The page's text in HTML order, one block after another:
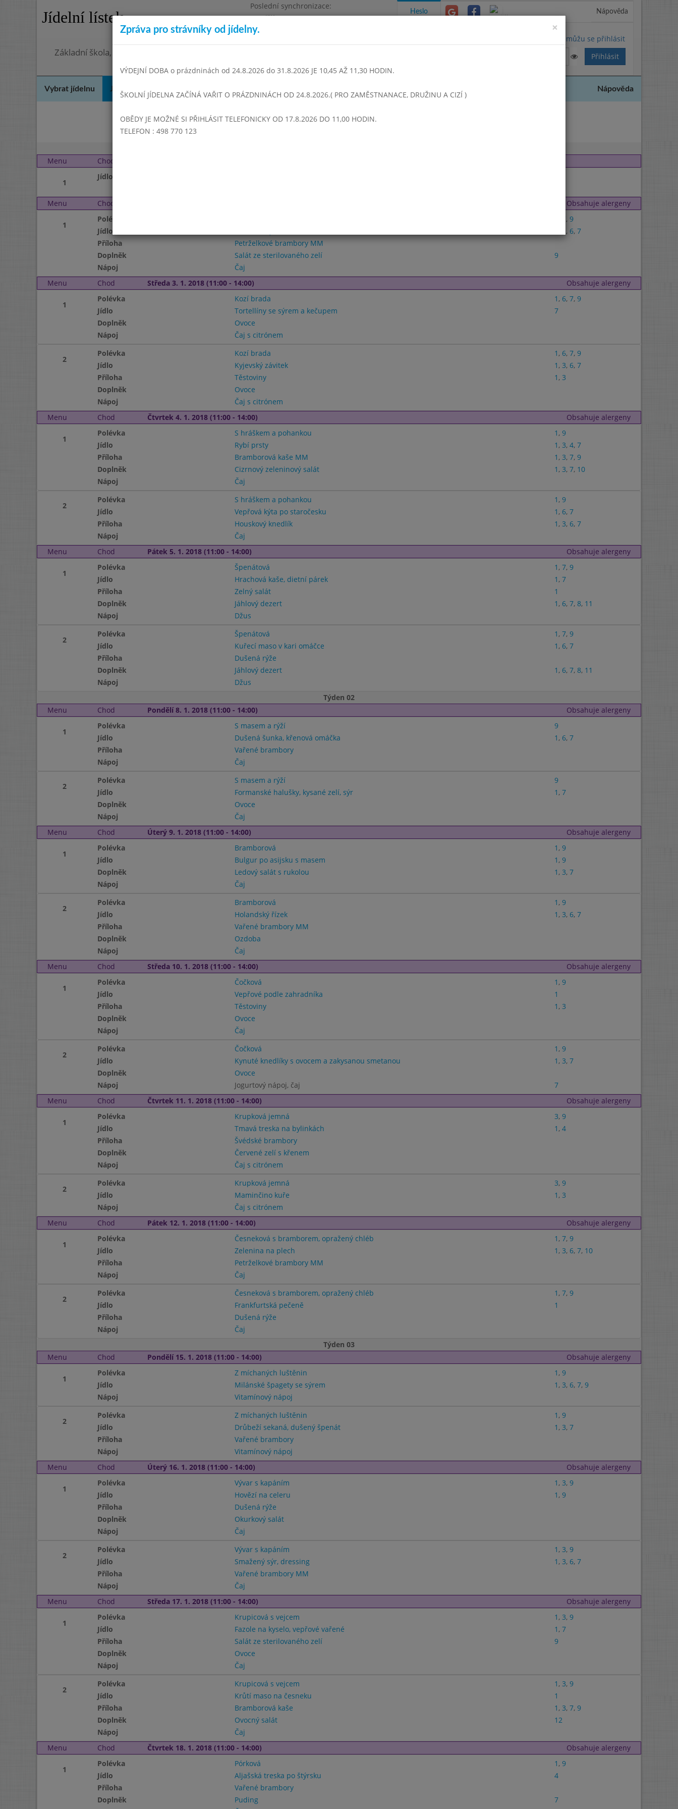
Jídelní lístek
Poslední synchronizace:
Pondělí 3.8.2026 9:06
Omezení objednávek
Základní škola, Hradec Králové, Bezručova 1468
Heslo Nápověda
Nemůžu se přihlásit
Vybrat jídelnu Jídelní lístek Nápověda
Listopad 2017 Prosinec 2017 Leden 2018
Menu
Chod
1
Jídlo
Menu Chod Obsahuje alergeny
1
Polévka , 9
Jídlo
, 6, 7
Příloha
Petrželkové brambory MM
Doplněk
Salát ze sterilovaného zelí
9
Nápoj
Čaj
Menu
Chod Středa 3. 1. 2018 (11:00 - 14:00) Obsahuje alergeny
1
Polévka Kozí brada 1 , 6, 7, 9
Jídlo
Tortellíny se sýrem a kečupem
7
Doplněk
Ovoce
Nápoj
Čaj s citrónem
2
Polévka Kozí brada 1 , 6, 7, 9
Jídlo
Kyjevský závitek 1 , 3, 6, 7
Příloha
Těstoviny 1 , 3
Doplněk
Ovoce
Nápoj
Čaj s citrónem
Menu
Chod Čtvrtek 4. 1. 2018 (11:00 - 14:00) Obsahuje alergeny
1
Polévka S hráškem a pohankou 1 , 9
Jídlo
Rybí prsty 1 , 3, 4, 7
Příloha
Bramborová kaše MM 1 , 3, 7, 9
Doplněk
Cizrnový zeleninový salát 1 , 3, 7, 10
Nápoj
Čaj
2
Polévka S hráškem a pohankou 1 , 9
Jídlo
Vepřová kýta po staročesku 1 , 6, 7
Příloha
Houskový knedlík 1 , 3, 6, 7
Nápoj
Čaj
Menu
Chod Pátek 5. 1. 2018 (11:00 - 14:00) Obsahuje alergeny
1
Polévka Špenátová 1 , 7, 9
Jídlo
Hrachová kaše, dietní párek 1 , 7
Příloha
Zelný salát
1
Doplněk
Jáhlový dezert 1 , 6, 7, 8, 11
Nápoj
Džus
2
Polévka Špenátová 1 , 7, 9
Jídlo
Kuřecí maso v kari omáčce 1 , 6, 7
Příloha
Dušená rýže
Doplněk
Jáhlový dezert 1 , 6, 7, 8, 11
Nápoj
Džus
Týden 02
Menu
Chod Pondělí 8. 1. 2018 (11:00 - 14:00) Obsahuje alergeny
1
Polévka S masem a rýží
9
Jídlo
Dušená šunka, křenová omáčka 1 , 6, 7
Příloha
Vařené brambory
Nápoj
Čaj
2
Polévka S masem a rýží
9
Jídlo
Formanské halušky, kysané zelí, sýr 1 , 7
Doplněk
Ovoce
Nápoj
Čaj
Menu
Chod Úterý 9. 1. 2018 (11:00 - 14:00) Obsahuje alergeny
1
Polévka Bramborová 1 , 9
Jídlo
Bulgur po asijsku s masem 1 , 9
Doplněk
Ledový salát s rukolou 1 , 3, 7
Nápoj
Čaj
2
Polévka Bramborová 1 , 9
Jídlo
Holandský řízek 1 , 3, 6, 7
Příloha
Vařené brambory MM
Doplněk
Ozdoba
Nápoj
Čaj
Menu
Chod Středa 10. 1. 2018 (11:00 - 14:00) Obsahuje alergeny
1
Polévka Čočková 1 , 9
Jídlo
Vepřové podle zahradníka
1
Příloha
Těstoviny 1 , 3
Doplněk
Ovoce
Nápoj
Čaj
2
Polévka Čočková 1 , 9
Jídlo
Kynuté knedlíky s ovocem a zakysanou smetanou 1 , 3, 7
Doplněk
Ovoce
Nápoj
Jogurtový nápoj, čaj
7
Menu
Chod Čtvrtek 11. 1. 2018 (11:00 - 14:00) Obsahuje alergeny
1
Polévka Krupková jemná 3, 9
Jídlo
Tmavá treska na bylinkách 1 , 4
Příloha
Švédské brambory
Doplněk
Červené zelí s křenem
Nápoj
Čaj s citrónem
2
Polévka Krupková jemná 3, 9
Jídlo
Maminčino kuře 1 , 3
Nápoj
Čaj s citrónem
Menu
Chod Pátek 12. 1. 2018 (11:00 - 14:00) Obsahuje alergeny
1
Polévka Česneková s bramborem, opražený chléb 1 , 7, 9
Jídlo
Zelenina na plech 1 , 3, 6, 7, 10
Příloha
Petrželkové brambory MM
Nápoj
Čaj
2
Polévka Česneková s bramborem, opražený chléb 1 , 7, 9
Jídlo
Frankfurtská pečeně
1
Příloha
Dušená rýže
Nápoj
Čaj
Týden 03
Menu
Chod Pondělí 15. 1. 2018 (11:00 - 14:00) Obsahuje alergeny
1
Polévka Z míchaných luštěnin 1 , 9
Jídlo
Milánské špagety se sýrem 1 , 3, 6, 7, 9
Nápoj
Vitamínový nápoj
2
Polévka Z míchaných luštěnin 1 , 9
Jídlo
Drůbeží sekaná, dušený špenát 1 , 3, 7
Příloha
Vařené brambory
Nápoj
Vitamínový nápoj
Menu
Chod Úterý 16. 1. 2018 (11:00 - 14:00) Obsahuje alergeny
1
Polévka Vývar s kapáním 1 , 3, 9
Jídlo
Hovězí na celeru 1 , 9
Příloha
Dušená rýže
Doplněk
Okurkový salát
Nápoj
Čaj
2
Polévka Vývar s kapáním 1 , 3, 9
Jídlo
Smažený sýr, dressing 1 , 3, 6, 7
Příloha
Vařené brambory MM
Nápoj
Čaj
Menu
Chod Středa 17. 1. 2018 (11:00 - 14:00) Obsahuje alergeny
1
Polévka Krupicová s vejcem 1 , 3, 9
Jídlo
Fazole na kyselo, vepřové vařené 1 , 7
Příloha
Salát ze sterilovaného zelí
9
Doplněk
Ovoce
Nápoj
Čaj
2
Polévka Krupicová s vejcem 1 , 3, 9
Jídlo
Krůtí maso na česneku
1
Příloha
Bramborová kaše 1 , 3, 7, 9
Doplněk
Ovocný salát
12
Nápoj
Čaj
Menu
Chod Čtvrtek 18. 1. 2018 (11:00 - 14:00) Obsahuje alergeny
1
Polévka Pórková 1 , 9
Jídlo
Aljašská treska po štýrsku
4
Příloha
Vařené brambory
Doplněk
Puding
7
×
Zpráva pro strávníky od jídelny.
VÝDEJNÍ DOBA o prázdninách od 24.8.2026 do 31.8.2026 JE 10,45 AŽ 11,30 HODIN.
ŠKOLNÍ JÍDELNA ZAČÍNÁ VAŘIT O PRÁZDNINÁCH OD 24.8.2026.( PRO ZAMĚSTNANACE, DRUŽINU A CIZÍ )
OBĚDY JE MOŽNÉ SI PŘIHLÁSIT TELEFONICKY OD 17.8.2026 DO 11,00 HODIN.
TELEFON : 498 770 123